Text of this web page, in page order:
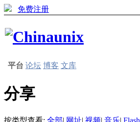
免费注册
平台 论坛 博客 文库
分享
按类型查看: 全部| 网址| 视频| 音乐| Flash